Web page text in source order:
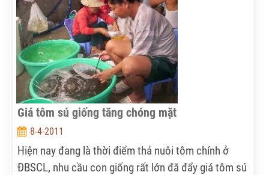
Giá tôm sú giống tăng chóng mặt
8-4-2011
Hiện nay đang là thời điểm thả nuôi tôm chính ở
ĐBSCL, nhu cầu con giống rất lớn đã đẩy giá tôm sú